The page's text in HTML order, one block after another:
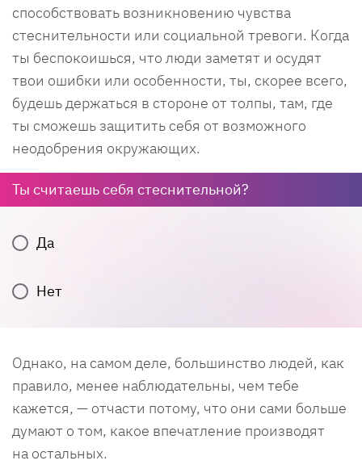
способствовать возникновению чувства
стеснительности или социальной тревоги. Когда
ты беспокоишься, что люди заметят и осудят
твои ошибки или особенности, ты, скорее всего,
будешь держаться в стороне от толпы, там, где
ты сможешь защитить себя от возможного
неодобрения окружающих.
Ты считаешь себя стеснительной?
Да
Нет
Однако, на самом деле, большинство людей, как
правило, менее наблюдательны, чем тебе
кажется, — отчасти потому, что они сами больше
думают о том, какое впечатление производят
на остальных.